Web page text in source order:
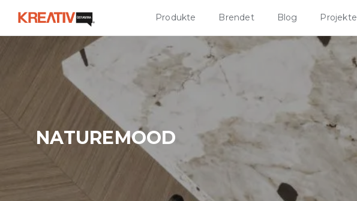
Produkte Brendet Blog Projekte
NATUREMOOD